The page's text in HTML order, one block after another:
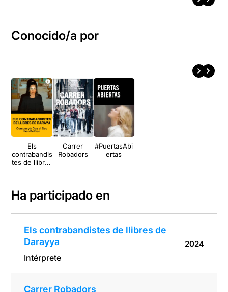
Conocido/a por
Els
contrabandis
tes de llibres
Carrer
Robadors
#PuertasAbi
ertas
Ha participado en
Els contrabandistes de llibres de
Darayya
Intérprete
2024
Carrer Robadors